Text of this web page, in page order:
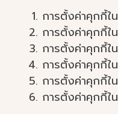
การตั้งค่าคุกกี้ใน
การตั้งค่าคุกกี้ใน
การตั้งค่าคุกกี้ใน
การตั้งค่าคุกกี้ใน
การตั้งค่าคุกกี้ใน
การตั้งค่าคุกกี้ใน